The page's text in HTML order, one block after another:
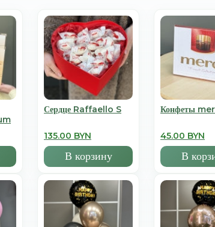
Сердце Raffaello S
135.00 BYN
В корзину
Конфеты
45.00 BYN
В